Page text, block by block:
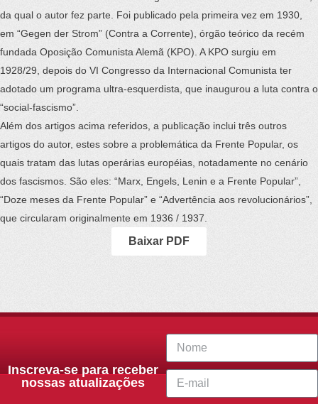
da qual o autor fez parte. Foi publicado pela primeira vez em 1930,
em “Gegen der Strom” (Contra a Corrente), órgão teórico da recém
fundada Oposição Comunista Alemã (KPO). A KPO surgiu em
1928/29, depois do VI Congresso da Internacional Comunista ter
adotado um programa ultra-esquerdista, que inaugurou a luta contra o
“social-fascismo”.
Além dos artigos acima referidos, a publicação inclui três outros
artigos do autor, estes sobre a problemática da Frente Popular, os
quais tratam das lutas operárias européias, notadamente no cenário
dos fascismos. São eles: “Marx, Engels, Lenin e a Frente Popular”,
“Doze meses da Frente Popular” e “Advertência aos revolucionários”,
que circularam originalmente em 1936 / 1937.
Baixar PDF
Inscreva-se para receber
nossas atualizações